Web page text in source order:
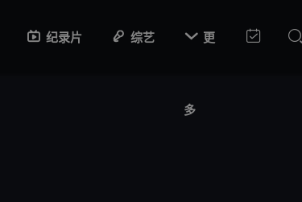
纪录片 综艺  更
多